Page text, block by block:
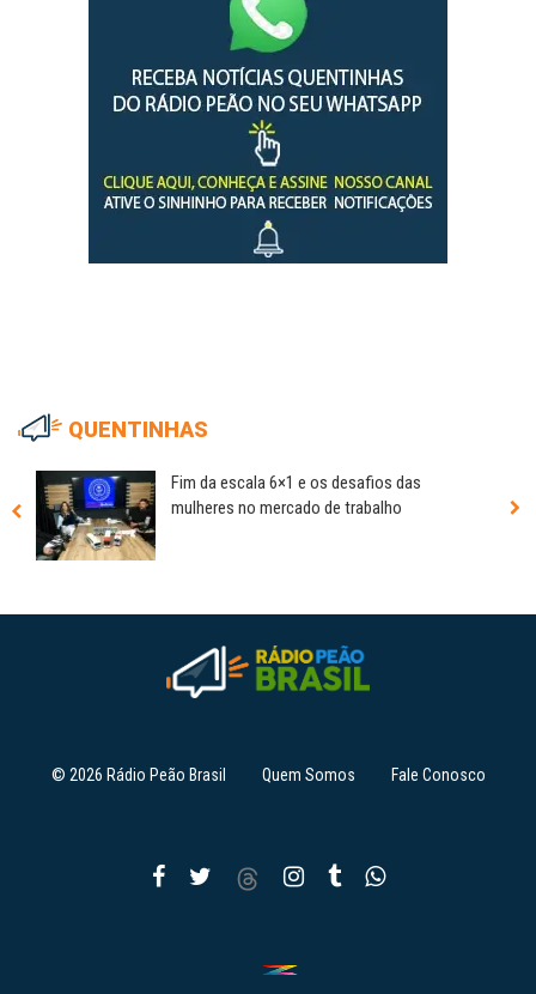
QUENTINHAS
Fim da escala 6×1 e os desafios das
mulheres no mercado de trabalho
© 2026 Rádio Peão Brasil Quem Somos Fale Conosco